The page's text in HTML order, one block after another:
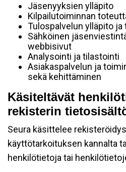
Jäsenyyksien ylläpito
Kilpailutoiminnan
Tulospalvelun ylläpito
Sähköinen
webbisivut
Analysointi ja tilastointi
Asiakaspalvelun ja
sekä kehittäminen
Käsiteltävät
rekisterin
Seura käsittelee
käyttötarkoituksen kannalta
henkilötietoja tai